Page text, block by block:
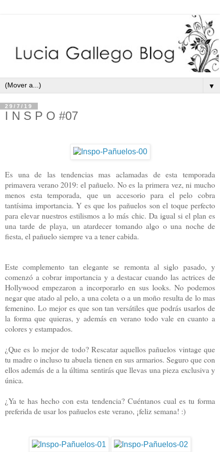
▼
29/7/19
I N S P O #07
Es una de las tendencias mas aclamadas de esta temporada
primavera verano 2019: el pañuelo. No es la primera vez, ni mucho
menos esta temporada, que un accesorio para el pelo cobra
tantísima importancia. Y es que los pañuelos son el toque perfecto
para elevar nuestros estilismos a lo más chic. Da igual si el plan es
una tarde de playa, un atardecer tomando algo o una noche de
fiesta, el pañuelo siempre va a tener cabida.
Este complemento tan elegante se remonta al siglo pasado, y
comenzó a cobrar importancia y a destacar cuando las actrices de
Hollywood empezaron a incorporarlo en sus looks. No podemos
negar que atado al pelo, a una coleta o a un moño resulta de lo mas
femenino. Lo mejor es que son tan versátiles que podrás usarlos de
la forma que quieras, y además en verano todo vale en cuanto a
colores y estampados.
¿Que es lo mejor de todo? Rescatar aquellos pañuelos vintage que
tu madre o incluso tu abuela tienen en sus armarios. Seguro que con
ellos además de a la última sentirás que llevas una pieza exclusiva y
única.
¿Ya te has hecho con esta tendencia? Cuéntanos cual es tu forma
preferida de usar los pañuelos este verano, ¡feliz semana! :)